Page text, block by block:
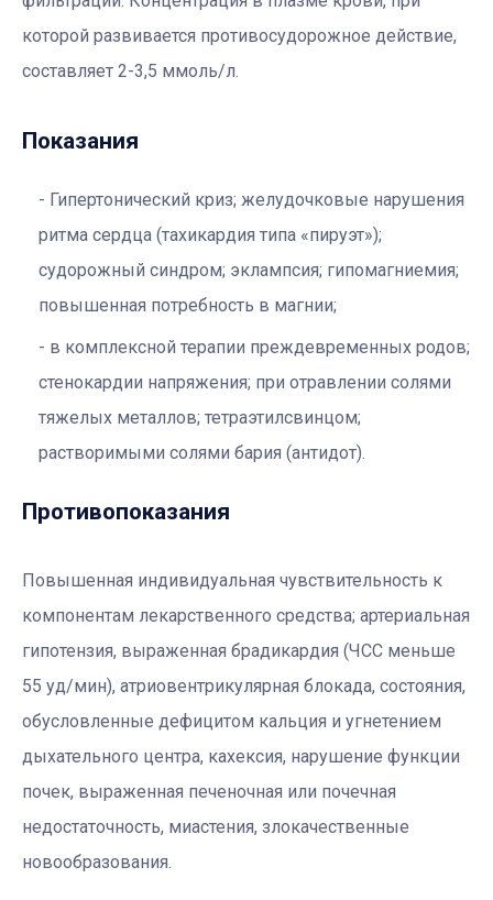
которой развивается противосудорожное действие,
составляет 2-3,5 ммоль/л.
Показания
Гипертонический криз; желудочковые нарушения
ритма сердца (тахикардия типа «пируэт»);
судорожный синдром; эклампсия; гипомагниемия;
повышенная потребность в магнии;
в комплексной терапии преждевременных родов;
стенокардии напряжения; при отравлении солями
тяжелых металлов; тетраэтилсвинцом;
растворимыми солями бария (антидот).
Противопоказания
Повышенная индивидуальная чувствительность к
компонентам лекарственного средства; артериальная
гипотензия, выраженная брадикардия (ЧСС меньше
55 уд/мин), атриовентрикулярная блокада, состояния,
обусловленные дефицитом кальция и угнетением
дыхательного центра, кахексия, нарушение функции
почек, выраженная печеночная или почечная
недостаточность, миастения, злокачественные
новообразования.